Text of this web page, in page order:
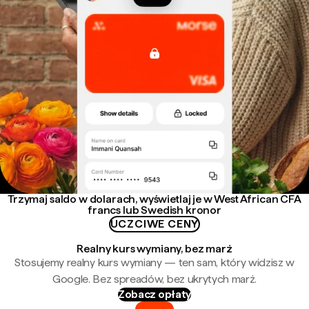
Trzymaj saldo w dolarach, wyświetlaj je w West African CFA
francs lub Swedish kronor
UCZCIWE CENY
Realny kurs wymiany, bez marż
Stosujemy realny kurs wymiany — ten sam, który widzisz w
Google. Bez spreadów, bez ukrytych marż.
Zobacz opłaty